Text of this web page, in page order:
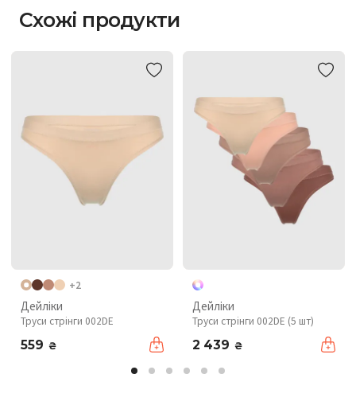
Схожі продукти
+2
Дейліки
Труси стрінги 002DE
559 ₴
Дейліки
Труси стрінги 002DE (5 шт)
2 439 ₴